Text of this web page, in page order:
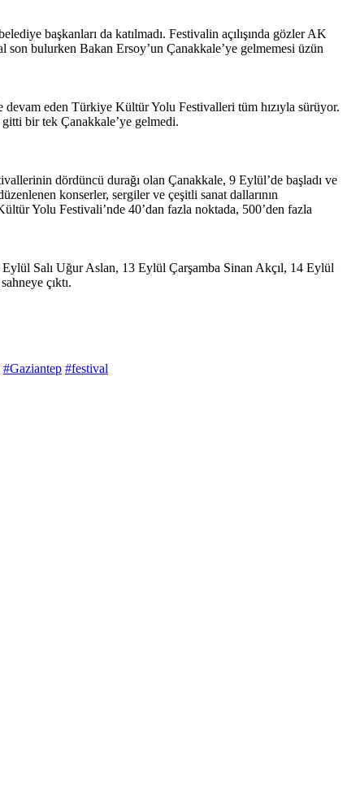
başkanları da katılmadı. Festivalin açılışında gözler AK
son bulurken Bakan Ersoy’un Çanakkale’ye gelmemesi üzün
devam eden Türkiye Kültür Yolu Festivalleri tüm hızıyla sürüyor.
bir tek Çanakkale’ye gelmedi.
dördüncü durağı olan Çanakkale, 9 Eylül’de başladı ve
konserler, sergiler ve çeşitli sanat dallarının
Yolu Festivali’nde 40’dan fazla noktada, 500’den fazla
Eylül Salı Uğur Aslan, 13 Eylül Çarşamba Sinan Akçıl, 14 Eylül
çıktı.
#Gaziantep #festival